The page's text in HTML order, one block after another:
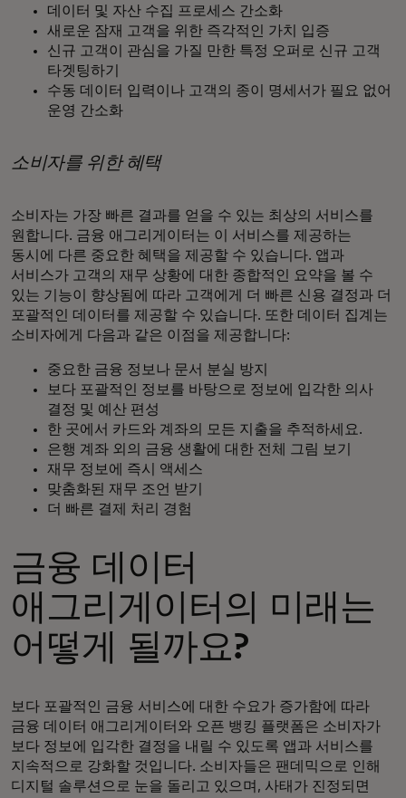
데이터 및 자산 수집 프로세스 간소화
새로운 잠재 고객을 위한 즉각적인 가치 입증
신규 고객이 관심을 가질 만한 특정 오퍼로 신규 고객
타겟팅하기
수동 데이터 입력이나 고객의 종이 명세서가 필요 없어
운영 간소화
소비자를 위한 혜택
소비자는 가장 빠른 결과를 얻을 수 있는 최상의 서비스를
원합니다. 금융 애그리게이터는 이 서비스를 제공하는
동시에 다른 중요한 혜택을 제공할 수 있습니다. 앱과
서비스가 고객의 재무 상황에 대한 종합적인 요약을 볼 수
있는 기능이 향상됨에 따라 고객에게 더 빠른 신용 결정과 더
포괄적인 데이터를 제공할 수 있습니다. 또한 데이터 집계는
소비자에게 다음과 같은 이점을 제공합니다:
중요한 금융 정보나 문서 분실 방지
보다 포괄적인 정보를 바탕으로 정보에 입각한 의사
결정 및 예산 편성
한 곳에서 카드와 계좌의 모든 지출을 추적하세요.
은행 계좌 외의 금융 생활에 대한 전체 그림 보기
재무 정보에 즉시 액세스
맞춤화된 재무 조언 받기
더 빠른 결제 처리 경험
금융 데이터
애그리게이터의 미래는
어떻게 될까요?
보다 포괄적인 금융 서비스에 대한 수요가 증가함에 따라
금융 데이터 애그리게이터와 오픈 뱅킹 플랫폼은 소비자가
보다 정보에 입각한 결정을 내릴 수 있도록 앱과 서비스를
지속적으로 강화할 것입니다. 소비자들은 팬데믹으로 인해
디지털 솔루션으로 눈을 돌리고 있으며, 사태가 진정되면